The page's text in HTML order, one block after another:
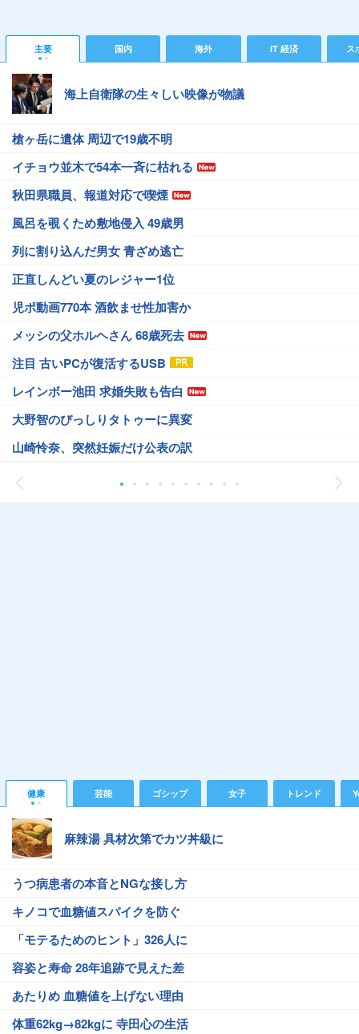
主要 国内 海外 IT 経済 ス
海上自衛隊の生々しい映像が物議
槍ヶ岳に遺体 周辺で19歳不明
イチョウ並木で54本一斉に枯れる
秋田県職員、報道対応で喫煙
風呂を覗くため敷地侵入 49歳男
列に割り込んだ男女 青ざめ逃亡
正直しんどい夏のレジャー1位
児ポ動画770本 酒飲ませ性加害か
メッシの父ホルヘさん 68歳死去
注目 古いPCが復活するUSB
レインボー池田 求婚失敗も告白
大野智のびっしりタトゥーに異変
山崎怜奈、突然妊娠だけ公表の訳
健康 芸能 ゴシップ 女子 トレンド
麻辣湯 具材次第でカツ丼級に
うつ病患者の本音とNGな接し方
キノコで血糖値スパイクを防ぐ
「モテるためのヒント」326人に
容姿と寿命 28年追跡で見えた差
あたりめ 血糖値を上げない理由
体重62kg→82kgに 寺田心の生活